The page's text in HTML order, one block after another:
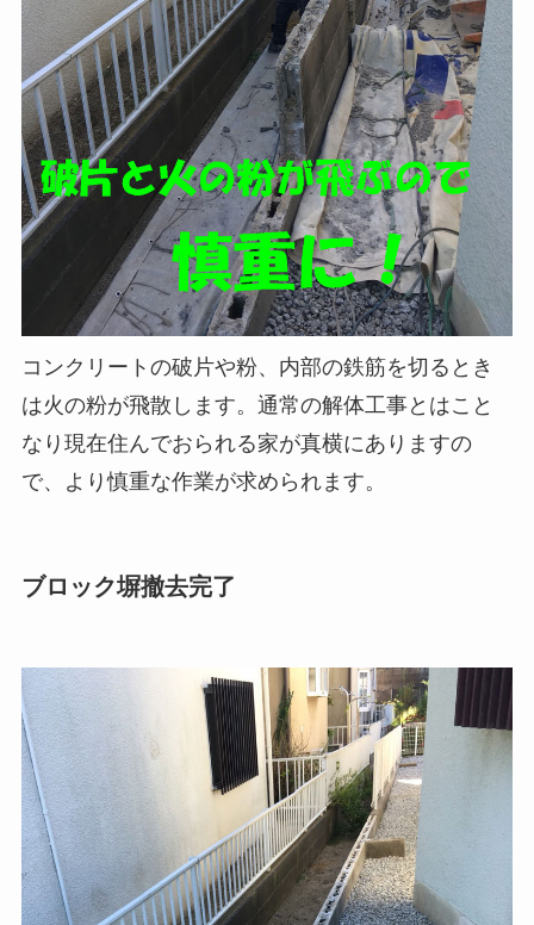
コンクリートの破片や粉、内部の鉄筋を切るとき
は火の粉が飛散します。通常の解体工事とはこと
なり現在住んでおられる家が真横にありますの
で、より慎重な作業が求められます。
ブロック塀撤去完了